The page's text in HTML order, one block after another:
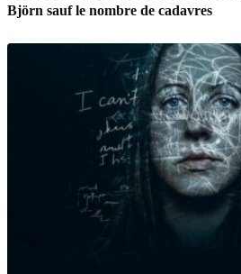
Björn sauf le nombre de cadavres